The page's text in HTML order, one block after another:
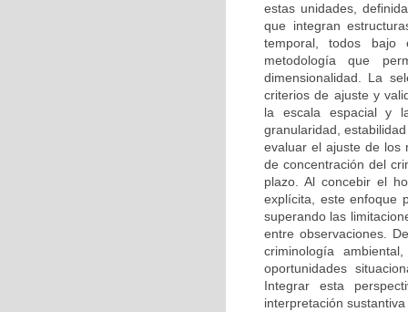
estas unidades,
que integran
temporal, todos bajo
metodología que
dimensionalidad. La
criterios de ajuste y
la escala espacial y
granularidad,
evaluar el ajuste de los
de concentración del
plazo. Al concebir el
explícita, este enfoque
superando las
entre observaciones.
criminología
oportunidades
Integrar esta
interpretación